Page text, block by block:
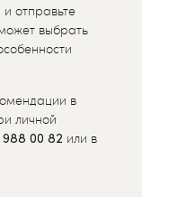
и отправьте
выбрать
в
личной
988 00 82 или в